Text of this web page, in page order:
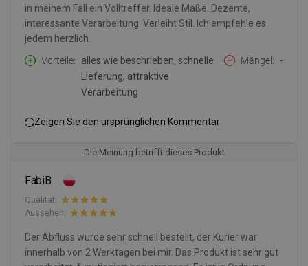
in meinem Fall ein Volltreffer. Ideale Maße. Dezente,
interessante Verarbeitung. Verleiht Stil. Ich empfehle es
jedem herzlich.
Vorteile
alles wie beschrieben, schnelle
Lieferung, attraktive
Verarbeitung
Mängel -
Zeigen Sie den ursprünglichen Kommentar
Die Meinung betrifft dieses Produkt
FabiB
Qualität:
Aussehen:
Der Abfluss wurde sehr schnell bestellt, der Kurier war
innerhalb von 2 Werktagen bei mir. Das Produkt ist sehr gut